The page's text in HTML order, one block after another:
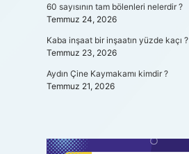
60 sayısının tam bölenleri nelerdir ?
Temmuz 24, 2026
Kaba inşaat bir inşaatın yüzde kaçı ?
Temmuz 23, 2026
Aydın Çine Kaymakamı kimdir ?
Temmuz 21, 2026